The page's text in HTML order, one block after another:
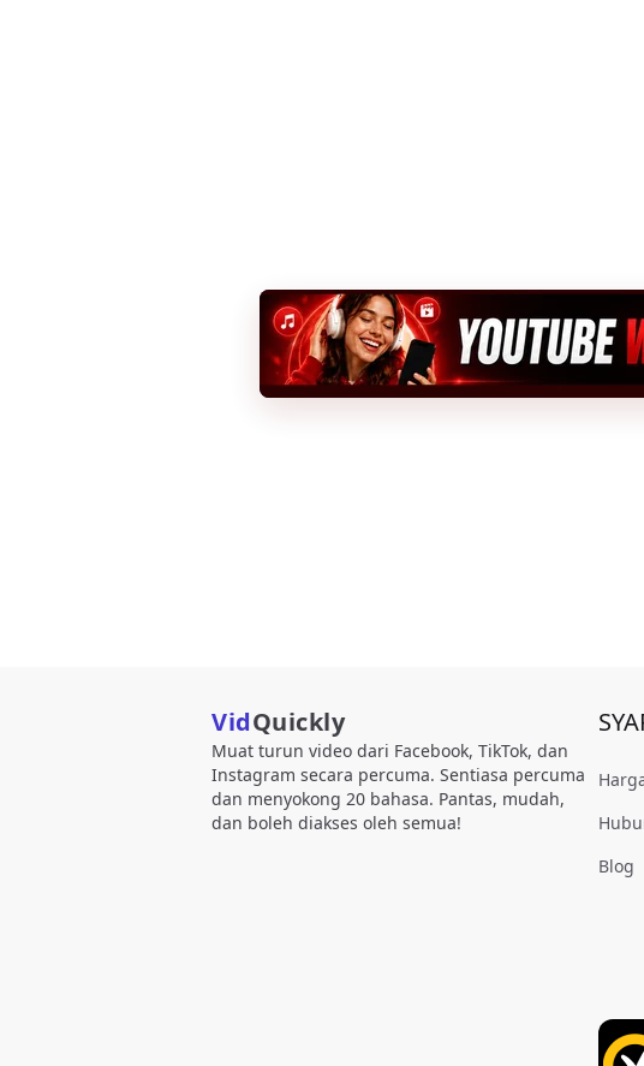
VidQuickly
Muat turun video dari Facebook, TikTok, dan
Instagram secara percuma. Sentiasa percuma
dan menyokong 20 bahasa. Pantas, mudah,
dan boleh diakses oleh semua!
Blog